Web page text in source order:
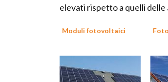
elevati rispetto a quelli
Moduli fotovoltaici